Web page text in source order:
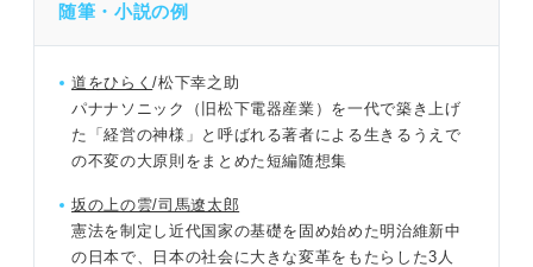
随筆・小説の例
道をひらく/松下幸之助
パナナソニック（旧松下電器産業）を一代で築き上げ
た「経営の神様」と呼ばれる著者による生きるうえで
の不変の大原則をまとめた短編随想集
坂の上の雲/司馬遼太郎
憲法を制定し近代国家の基礎を固め始めた明治維新中
の日本で、日本の社会に大きな変革をもたらした3人